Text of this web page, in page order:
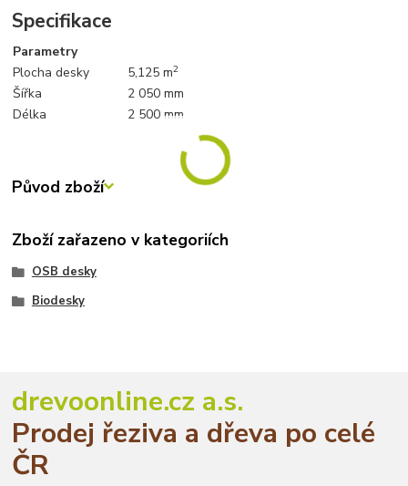
Specifikace
Parametry
Plocha desky
5,125 m2
Šířka
2 050 mm
Délka
2 500 mm
Původ zboží
Zboží zařazeno v kategoriích
OSB desky
Biodesky
drevoonline.cz a.s.
Prodej řeziva a dřeva po celé
ČR